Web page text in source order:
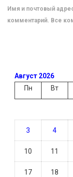
Имя и почтовый
комментарий. Все
Август 2026
Пн
Вт
3 4
10 11
17 18